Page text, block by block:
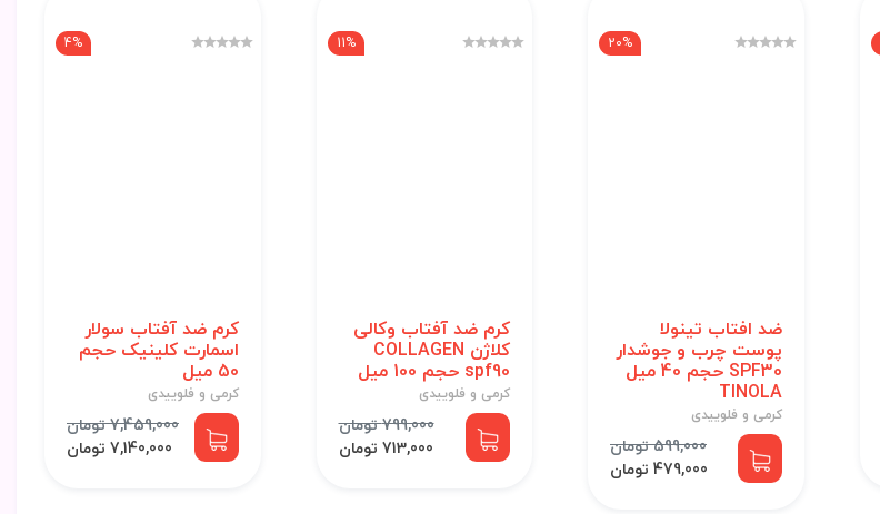
20%
ضد افتاب تینولا
پوست چرب و جوشدار
SPF30 حجم 40 میل
TINOLA
کرمی و فلوییدی
599,000 تومان
479,000 تومان
11%
کرم ضد آفتاب وکالی
کلاژن COLLAGEN
spf90 حجم 100 میل
کرمی و فلوییدی
799,000 تومان
713,000 تومان
4%
کرم ضد آفتاب سولار
اسمارت کلینیک حجم
50 میل
کرمی و فلوییدی
7,459,000 تومان
7,140,000 تومان